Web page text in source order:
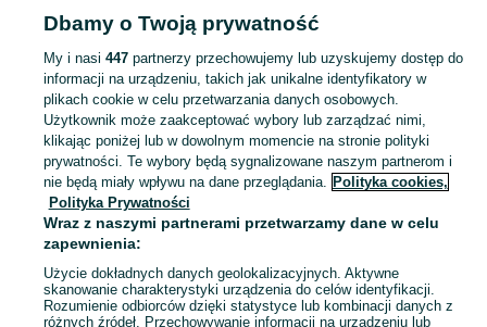
Mapa ministron
Dbamy o Twoją prywatność
My i nasi 447partnerzy przechowujemy lub uzyskujemy dostęp do
informacji na urządzeniu, takich jak unikalne identyfikatory w
plikach cookie w celu przetwarzania danych osobowych.
Użytkownik może zaakceptować wybory lub zarządzać nimi,
klikając poniżej lub w dowolnym momencie na stronie polityki
prywatności. Te wybory będą sygnalizowane naszym partnerom i
nie będą miały wpływu na dane przeglądania. Polityka cookies,
Polityka Prywatności
Wraz z naszymi partnerami przetwarzamy dane w celu
zapewnienia:
Użycie dokładnych danych geolokalizacyjnych. Aktywne
skanowanie charakterystyki urządzenia do celów identyfikacji.
Rozumienie odbiorców dzięki statystyce lub kombinacji danych z
różnych źródeł. Przechowywanie informacji na urządzeniu lub